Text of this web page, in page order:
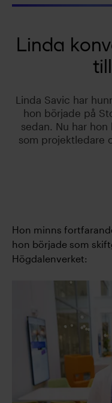
Linda
Linda Savic har
hon började på
sedan. Nu har
som projektledare
Hon minns
hon började som
Högdalenverket: